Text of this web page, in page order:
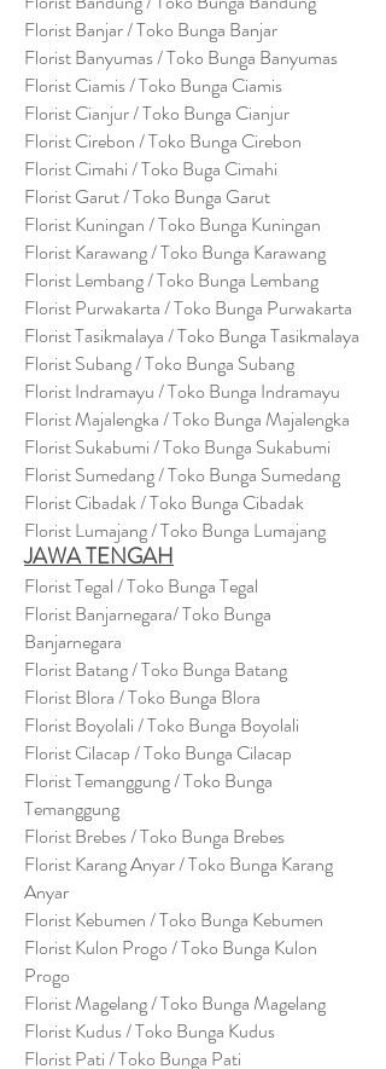
Florist Banjar / Toko Bunga Banjar
Florist Banyumas / Toko Bunga Banyumas
Florist Ciamis / Toko Bunga Ciamis
Florist Cianjur / Toko Bunga Cianjur
Florist Cirebon / Toko Bunga Cirebon
Florist Cimahi / Toko Buga Cimahi
Florist Garut / Toko Bunga Garut
Florist Kuningan / Toko Bunga Kuningan
Florist Karawang / Toko Bunga Karawang
Florist Lembang / Toko Bunga Lembang
Florist Purwakarta / Toko Bunga Purwakarta
Florist Tasikmalaya / Toko Bunga Tasikmalaya
Florist Subang / Toko Bunga Subang
Florist Indramayu / Toko Bunga Indramayu
Florist Majalengka / Toko Bunga Majalengka
Florist Sukabumi / Toko Bunga Sukabumi
Florist Sumedang / Toko Bunga Sumedang
Florist Cibadak / Toko Bunga Cibadak
Florist Lumajang / Toko Bunga Lumajang
JAWA TENGAH
Florist Tegal / Toko Bunga Tegal
Florist Banjarnegara/ Toko Bunga
Banjarnegara
Florist Batang / Toko Bunga Batang
Florist Blora / Toko Bunga Blora
Florist Boyolali / Toko Bunga Boyolali
Florist Cilacap / Toko Bunga Cilacap
Florist Temanggung / Toko Bunga
Temanggung
Florist Brebes / Toko Bunga Brebes
Florist Karang Anyar / Toko Bunga Karang
Anyar
Florist Kebumen / Toko Bunga Kebumen
Florist Kulon Progo / Toko Bunga Kulon
Progo
Florist Magelang / Toko Bunga Magelang
Florist Kudus / Toko Bunga Kudus
Florist Pati / Toko Bunga Pati